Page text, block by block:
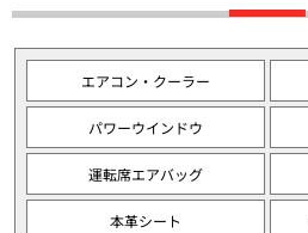
エアコン・クーラー
パワーウインドウ
運転席エアバッグ
本革シート